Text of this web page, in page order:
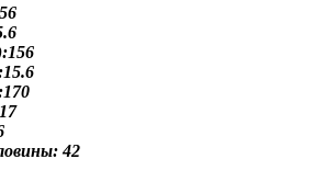
156
15.6
170
17
42